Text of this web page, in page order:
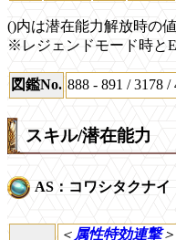
()内は潜在能力解放時の値
※レジェンドモード時と
図鑑No. 888 - 891 / 3178 /
スキル/潜在能力
AS：コワシタクナイ
＜ 属性特効連撃＞